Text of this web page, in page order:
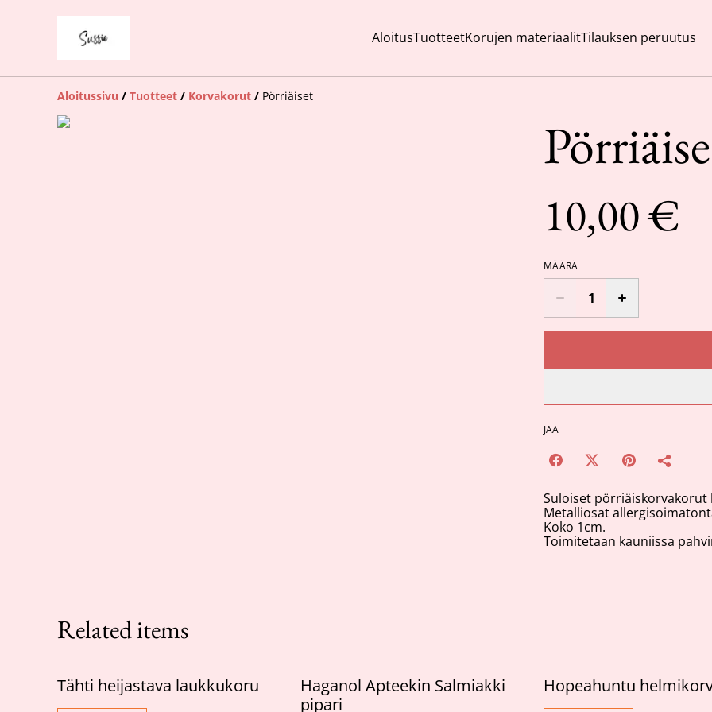
AloitusTuotteetKorujen materiaalitTilauksen peruutus
Aloitussivu / Tuotteet / Korvakorut / Pörriäiset
10,00 €
MÄÄRÄ
JAA
Suloiset pörriäiskorvakorut
Metalliosat
Koko 1cm.
Toimitetaan kauniissa
Related items
Tähti heijastava laukkukoru
Haganol Apteekin Salmiakki
pipari
Hopeahuntu